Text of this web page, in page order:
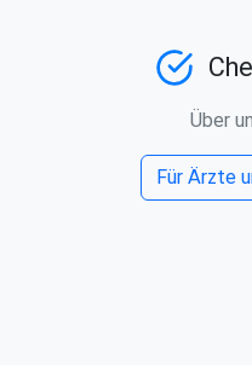
Über
Für Ärzte